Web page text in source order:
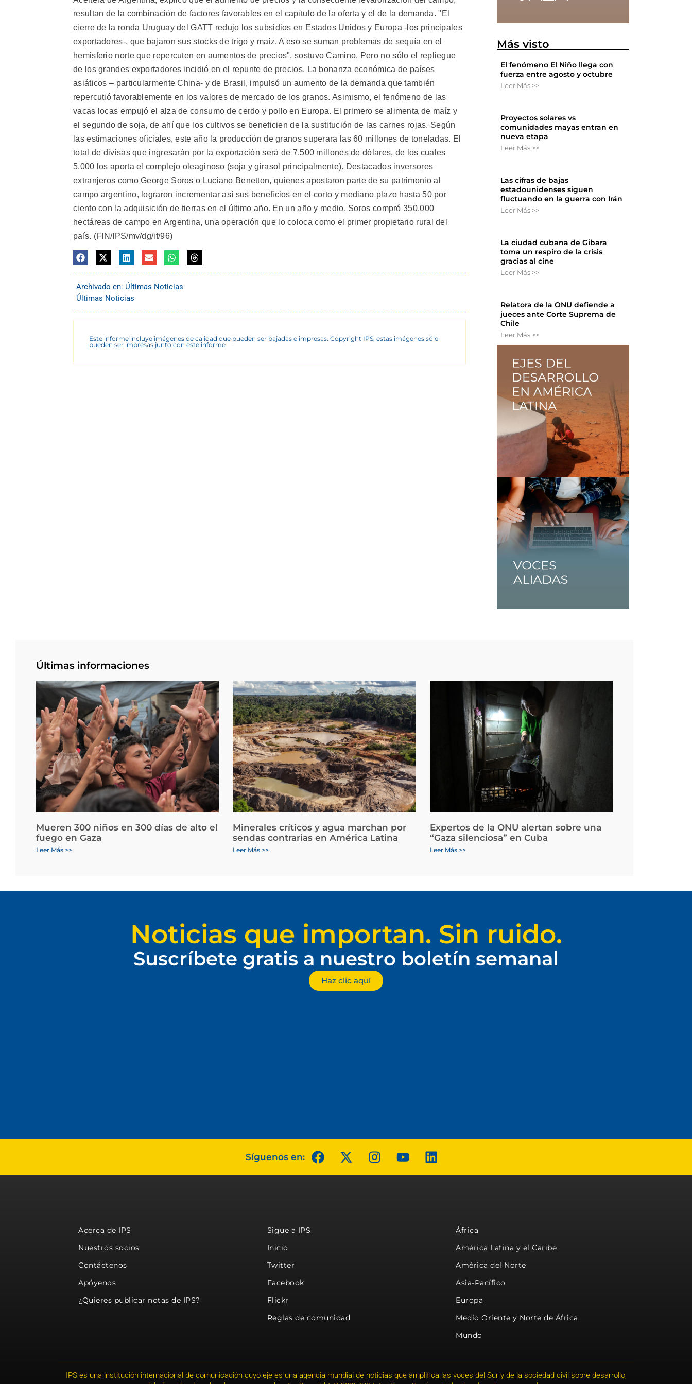
resultan de la combinación de factores favorables en el capítulo de la oferta y el de la demanda. "El
cierre de la ronda Uruguay del GATT redujo los subsidios en Estados Unidos y Europa -los principales
exportadores-, que bajaron sus stocks de trigo y maíz. A eso se suman problemas de sequía en el
hemisferio norte que repercuten en aumentos de precios", sostuvo Camino. Pero no sólo el repliegue
de los grandes exportadores incidió en el repunte de precios. La bonanza económica de países
asiáticos – particularmente China- y de Brasil, impulsó un aumento de la demanda que también
repercutió favorablemente en los valores de mercado de los granos. Asimismo, el fenómeno de las
vacas locas empujó el alza de consumo de cerdo y pollo en Europa. El primero se alimenta de maíz y
el segundo de soja, de ahí que los cultivos se beneficien de la sustitución de las carnes rojas. Según
las estimaciones oficiales, este año la producción de granos superara las 60 millones de toneladas. El
total de divisas que ingresarán por la exportación será de 7.500 millones de dólares, de los cuales
5.000 los aporta el complejo oleaginoso (soja y girasol principalmente). Destacados inversores
extranjeros como George Soros o Luciano Benetton, quienes apostaron parte de su patrimonio al
campo argentino, lograron incrementar así sus beneficios en el corto y mediano plazo hasta 50 por
ciento con la adquisición de tierras en el último año. En un año y medio, Soros compró 350.000
hectáreas de campo en Argentina, una operación que lo coloca como el primer propietario rural del
país. (FIN/IPS/mv/dg/if/96)
Archivado en: Últimas Noticias
Últimas Noticias
Este informe incluye imágenes de calidad que pueden ser bajadas e impresas. Copyright IPS, estas imágenes sólo
pueden ser impresas junto con este informe
Más visto
El fenómeno El Niño llega con
fuerza entre agosto y octubre
Leer Más >>
Proyectos solares vs
comunidades mayas entran en
nueva etapa
Leer Más >>
Las cifras de bajas
estadounidenses siguen
fluctuando en la guerra con Irán
Leer Más >>
La ciudad cubana de Gibara
toma un respiro de la crisis
gracias al cine
Leer Más >>
Relatora de la ONU defiende a
jueces ante Corte Suprema de
Chile
Leer Más >>
Últimas informaciones
Mueren 300 niños en 300 días de alto el
fuego en Gaza
Leer Más >>
Minerales críticos y agua marchan por
sendas contrarias en América Latina
Leer Más >>
Expertos de la ONU alertan sobre una
“Gaza silenciosa” en Cuba
Leer Más >>
Noticias que importan. Sin ruido.
Suscríbete gratis a nuestro boletín semanal
Haz clic aquí
Síguenos en:
Acerca de IPS
Nuestros socios
Contáctenos
Apóyenos
¿Quieres publicar notas de IPS?
Sigue a IPS
Inicio
Twitter
Facebook
Flickr
Reglas de comunidad
África
América Latina y el Caribe
América del Norte
Asia-Pacífico
Europa
Medio Oriente y Norte de África
Mundo
IPS es una institución internacional de comunicación cuyo eje es una agencia mundial de noticias que amplifica las voces del Sur y de la sociedad civil sobre desarrollo,